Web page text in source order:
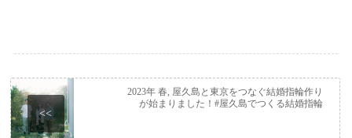
<<
2023年 春, 屋久島と東京をつなぐ結婚指輪作り
が始まりました！#屋久島でつくる結婚指輪